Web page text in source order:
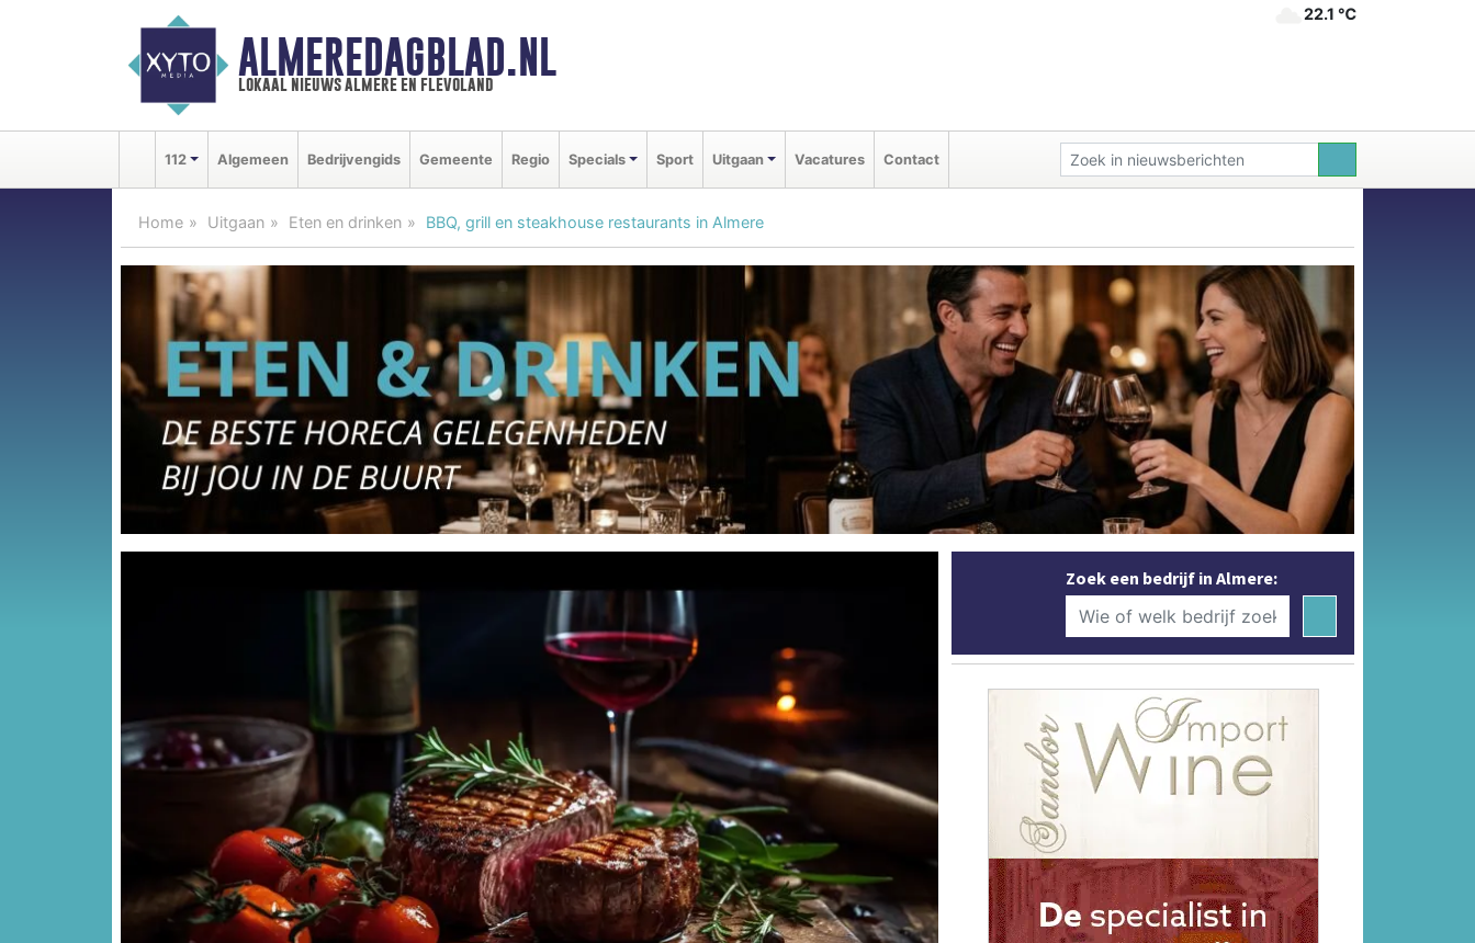
ALMEREDAGBLAD.NL
lokaal nieuws almere en flevoland
22.1 ℃
112 Algemeen Bedrijvengids Gemeente Regio Specials Sport Uitgaan Vacatures Contact
Home Uitgaan Eten en drinken BBQ, grill en steakhouse restaurants in Almere
Zoek een bedrijf in Almere: